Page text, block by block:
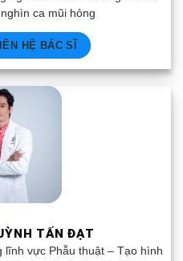
ca mũi hỏng
HỆ BÁC SĨ
TẤN ĐẠT
lĩnh vực Phẫu thuật – Tạo hình